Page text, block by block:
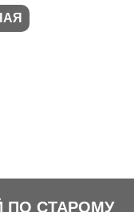
ПО СТАРОМУ